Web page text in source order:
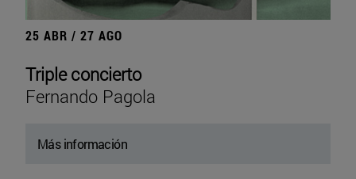
25 ABR / 27 AGO
Triple concierto
Fernando Pagola
Más información